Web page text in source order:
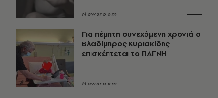
Newsroom
Για πέμπτη συνεχόμενη χρονιά ο
Βλαδίμηρος Κυριακίδης
επισκέπτεται το ΠΑΓΝΗ
Newsroom